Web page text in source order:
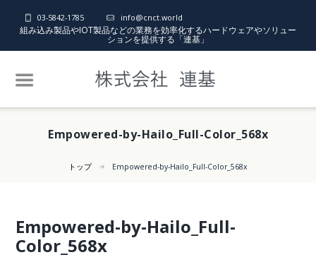
03-5842-1785 info@cnct.world
組み込み製品やIOT製品などの業務を効率化するハードウェアやソリュー
ションを提供する「連基」
Empowered-by-Hailo_Full-Color_568x
トップ Empowered-by-Hailo_Full-Color_568x
Empowered-by-Hailo_Full-
Color_568x